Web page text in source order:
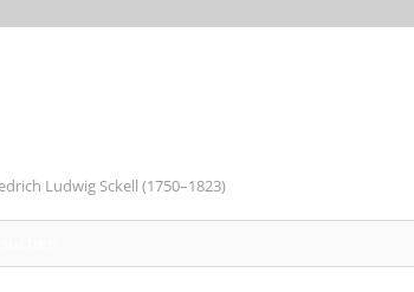
Ludwig Sckell (1750–1823)